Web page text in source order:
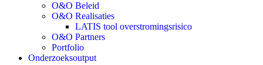
O&O Beleid
O&O Realisaties
LATIS tool overstromingsrisico
O&O Partners
Portfolio
Onderzoeksoutput